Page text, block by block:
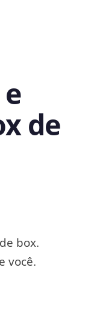
de
box.
você.